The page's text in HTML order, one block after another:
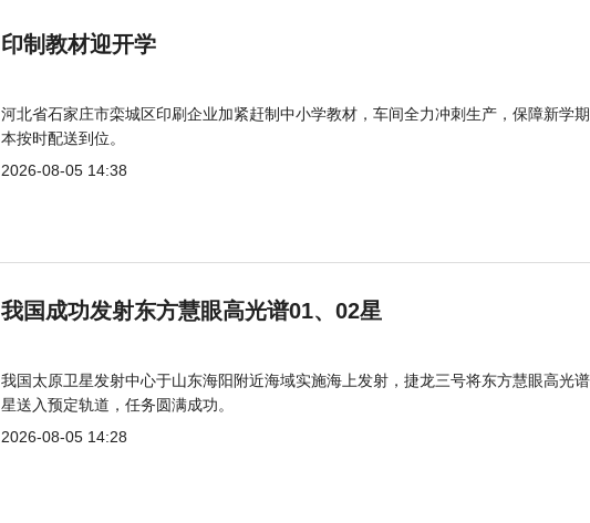
印制教材迎开学
河北省石家庄市栾城区印刷企业加紧赶制中小学教材，车间全力冲刺生产，保障新学
本按时配送到位。
2026-08-05 14:38
我国成功发射东方慧眼高光谱01、02星
我国太原卫星发射中心于山东海阳附近海域实施海上发射，捷龙三号将东方慧眼高光
星送入预定轨道，任务圆满成功。
2026-08-05 14:28